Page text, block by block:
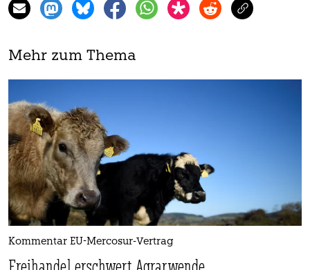
Mehr zum Thema
Kommentar EU-Mercosur-Vertrag